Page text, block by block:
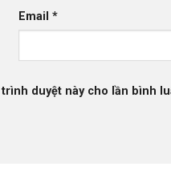
Email*
duyệt này cho lần bình